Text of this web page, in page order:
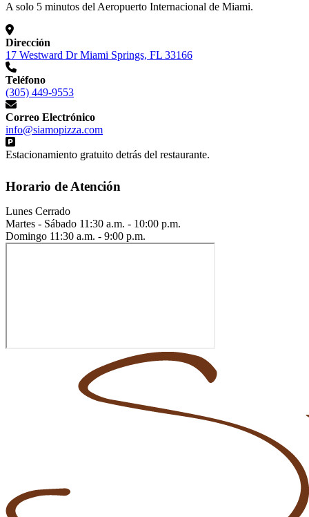
A solo 5 minutos del Aeropuerto Internacional de Miami.
Dirección
17 Westward Dr Miami Springs, FL 33166
Teléfono
(305) 449-9553
Correo Electrónico
info@siamopizza.com
Estacionamiento gratuito detrás del restaurante.
Horario de Atención
Lunes Cerrado
Martes - Sábado 11:30 a.m. - 10:00 p.m.
Domingo 11:30 a.m. - 9:00 p.m.